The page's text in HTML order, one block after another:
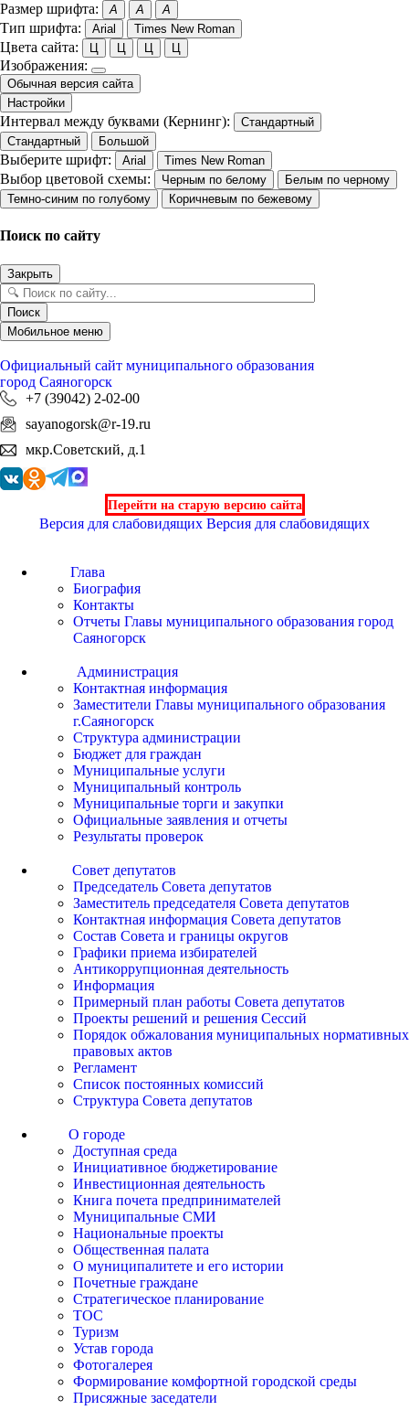
Размер шрифта: A A A
Тип шрифта: Arial Times New Roman
Цвета сайта: Ц Ц Ц Ц
Изображения:
Обычная версия сайта
Настройки
Интервал между буквами (Кернинг):
Стандартный
Стандартный
Большой
Выберите шрифт: Arial Times New Roman
Выбор цветовой схемы: Черным по белому
Белым по черному
Темно-синим по голубому
Коричневым по бежевому
Поиск по сайту
Закрыть
Поиск
Мобильное меню
Официальный сайт муниципального образования
город Саяногорск
+7 (39042) 2-02-00
sayanogorsk@r-19.ru
мкр.Советский, д.1
Перейти на старую версию сайта
Версия для слабовидящих Версия для слабовидящих
Глава
Биография
Контакты
Отчеты Главы муниципального образования город
Саяногорск
Администрация
Контактная информация
Заместители Главы муниципального образования
г.Саяногорск
Структура администрации
Бюджет для граждан
Муниципальные услуги
Муниципальный контроль
Муниципальные торги и закупки
Официальные заявления и отчеты
Результаты проверок
Совет депутатов
Председатель Совета депутатов
Заместитель председателя Совета депутатов
Контактная информация Совета депутатов
Состав Совета и границы округов
Графики приема избирателей
Антикоррупционная деятельность
Информация
Примерный план работы Совета депутатов
Проекты решений и решения Сессий
Порядок обжалования муниципальных нормативных
правовых актов
Регламент
Список постоянных комиссий
Структура Совета депутатов
О городе
Доступная среда
Инициативное бюджетирование
Инвестиционная деятельность
Книга почета предпринимателей
Муниципальные СМИ
Национальные проекты
Общественная палата
О муниципалитете и его истории
Почетные граждане
Стратегическое планирование
ТОС
Туризм
Устав города
Фотогалерея
Формирование комфортной городской среды
Присяжные заседатели